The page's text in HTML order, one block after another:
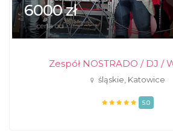
6000 zł
cena od
Zespół NOSTRADO / DJ /
śląskie, Katowice
5.0